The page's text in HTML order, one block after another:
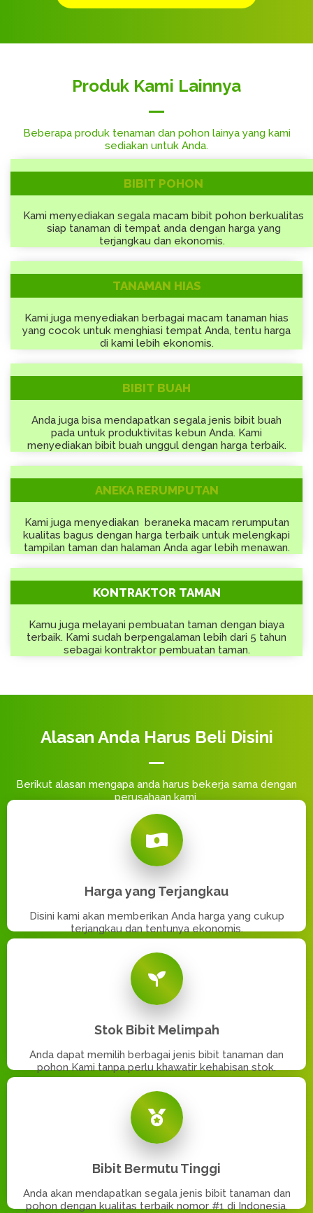
Produk Kami Lainnya
Beberapa produk tenaman dan pohon lainya yang kami
sediakan untuk Anda.
BIBIT POHON
Kami menyediakan segala macam bibit pohon berkualitas
siap tanaman di tempat anda dengan harga yang
terjangkau dan ekonomis.
TANAMAN HIAS
Kami juga menyediakan berbagai macam tanaman hias
yang cocok untuk menghiasi tempat Anda, tentu harga
di kami lebih ekonomis.
BIBIT BUAH
Anda juga bisa mendapatkan segala jenis bibit buah
pada untuk produktivitas kebun Anda. Kami
menyediakan bibit buah unggul dengan harga terbaik.
ANEKA RERUMPUTAN
Kami juga menyediakan beraneka macam rerumputan
kualitas bagus dengan harga terbaik untuk melengkapi
tampilan taman dan halaman Anda agar lebih menawan.
KONTRAKTOR TAMAN
Kamu juga melayani pembuatan taman dengan biaya
terbaik. Kami sudah berpengalaman lebih dari 5 tahun
sebagai kontraktor pembuatan taman.
Alasan Anda Harus Beli Disini
Berikut alasan mengapa anda harus bekerja sama dengan
perusahaan kami.
Harga yang Terjangkau
Disini kami akan memberikan Anda harga yang cukup
terjangkau dan tentunya ekonomis.
Stok Bibit Melimpah
Anda dapat memilih berbagai jenis bibit tanaman dan
pohon Kami tanpa perlu khawatir kehabisan stok.
Bibit Bermutu Tinggi
Anda akan mendapatkan segala jenis bibit tanaman dan
pohon dengan kualitas terbaik nomor #1 di Indonesia.